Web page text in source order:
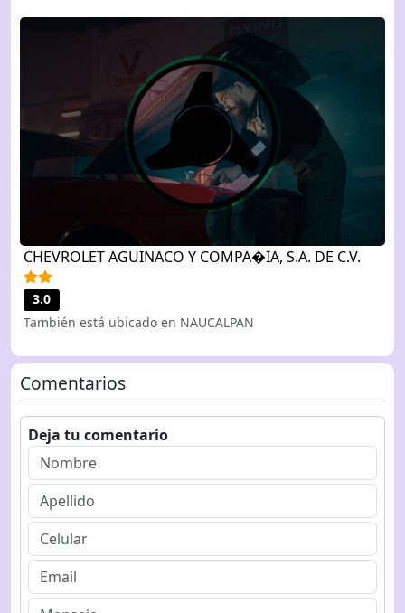
CHEVROLET AGUINACO Y COMPA�IA, S.A. DE C.V.
3.0
También está ubicado en NAUCALPAN
Comentarios
Deja tu comentario